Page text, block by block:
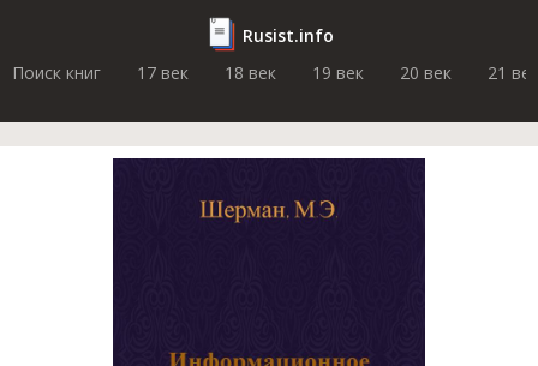
Rusist.info
Поиск книг
17 век 18 век 19 век 20 век 21 век